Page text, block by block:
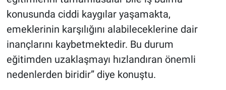
konusunda ciddi kaygılar yaşamakta,
emeklerinin karşılığını alabileceklerine dair
inançlarını kaybetmektedir. Bu durum
eğitimden uzaklaşmayı hızlandıran önemli
nedenlerden biridir” diye konuştu.